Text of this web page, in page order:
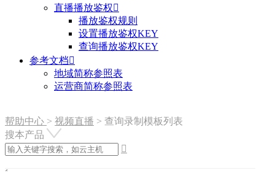
直播播放鉴权
播放鉴权规则
设置播放鉴权KEY
查询播放鉴权KEY
参考文档
地域简称参照表
运营商简称参照表
帮助中心 > 视频直播 > 查询录制模板列表
搜本产品
